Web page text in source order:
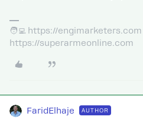
🧑‍💻 https://engimarketers.com
https://superarmeonline.com
FaridElhaje AUTHOR